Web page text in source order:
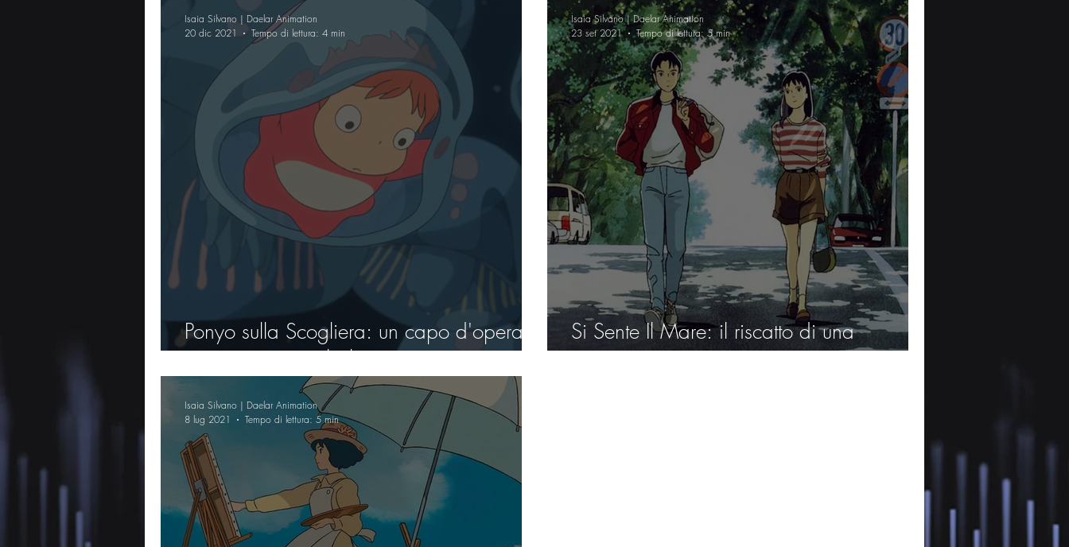
Ponyo sulla Scogliera: un capo d'opera
tra estetica e simbolismo
Isaia Silvano | Daelar Animation
20 dic 2021
Tempo di lettura: 4 min
Si Sente Il Mare: il riscatto di una
generazione
Isaia Silvano | Daelar Animation
23 set 2021
Tempo di lettura: 5 min
Isaia Silvano | Daelar Animation
8 lug 2021
Tempo di lettura: 5 min